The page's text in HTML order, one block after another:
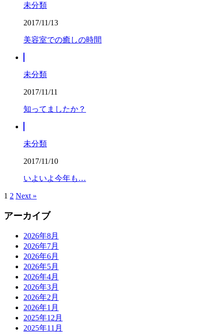
未分類
2017/11/13
美容室での癒しの時間
未分類
2017/11/11
知ってましたか？
未分類
2017/11/10
いよいよ今年も…
1 2 Next »
アーカイブ
2026年8月
2026年7月
2026年6月
2026年5月
2026年4月
2026年3月
2026年2月
2026年1月
2025年12月
2025年11月